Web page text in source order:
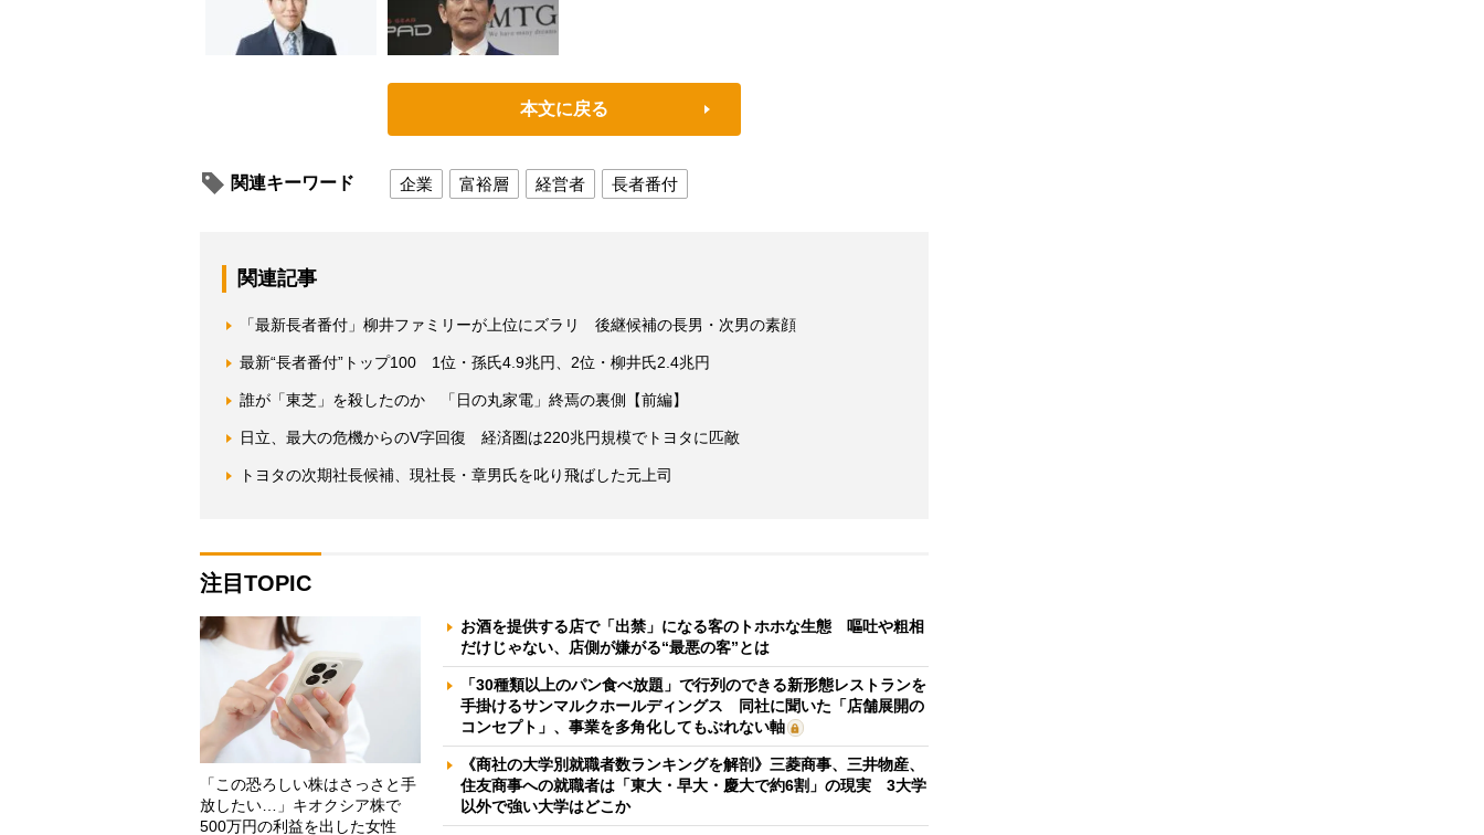
本文に戻る
関連キーワード 企業 富裕層 経営者 長者番付
関連記事
「最新長者番付」柳井ファミリーが上位にズラリ 後継候補の長男・次男の素顔
最新“長者番付”トップ100 1位・孫氏4.9兆円、2位・柳井氏2.4兆円
誰が「東芝」を殺したのか 「日の丸家電」終焉の裏側【前編】
日立、最大の危機からのV字回復 経済圏は220兆円規模でトヨタに匹敵
トヨタの次期社長候補、現社長・章男氏を叱り飛ばした元上司
注目TOPIC
「この恐ろしい株はさっさと手
放したい…」キオクシア株で
500万円の利益を出した女性
お酒を提供する店で「出禁」になる客のトホホな生態 嘔吐や粗相
だけじゃない、店側が嫌がる“最悪の客”とは
「30種類以上のパン食べ放題」で行列のできる新形態レストランを
手掛けるサンマルクホールディングス 同社に聞いた「店舗展開の
コンセプト」、事業を多角化してもぶれない軸
《商社の大学別就職者数ランキングを解剖》三菱商事、三井物産、
住友商事への就職者は「東大・早大・慶大で約6割」の現実 3大学
以外で強い大学はどこか